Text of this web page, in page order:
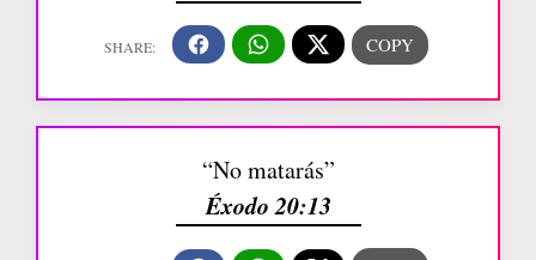
“No matarás”
Éxodo 20:13